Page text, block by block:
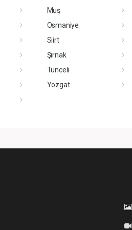
Muş
Osmaniye
Siirt
Şırnak
Tunceli
Yozgat